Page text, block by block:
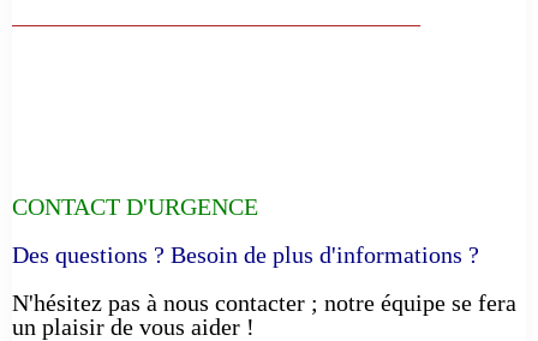
CONTACT D'URGENCE
Des questions ? Besoin de plus d'informations ?
N'hésitez pas à nous contacter ; notre équipe se fera
un plaisir de vous aider !